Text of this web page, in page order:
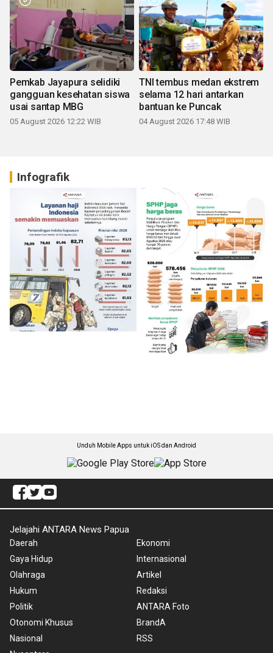
Pemkab Jayapura selidiki
gangguan kesehatan siswa
usai santap MBG
05 August 2026 12:22 WIB
TNI tembus medan ekstrem
selama 12 hari antarkan
bantuan ke Puncak
04 August 2026 17:48 WIB
Infografik
Unduh Mobile Apps untuk iOS dan Android
Jelajahi ANTARA News Papua
Daerah
Gaya Hidup
Olahraga
Hukum
Politik
Otonomi Khusus
Nasional
Ekonomi
Internasional
Artikel
Redaksi
ANTARA Foto
BrandA
RSS